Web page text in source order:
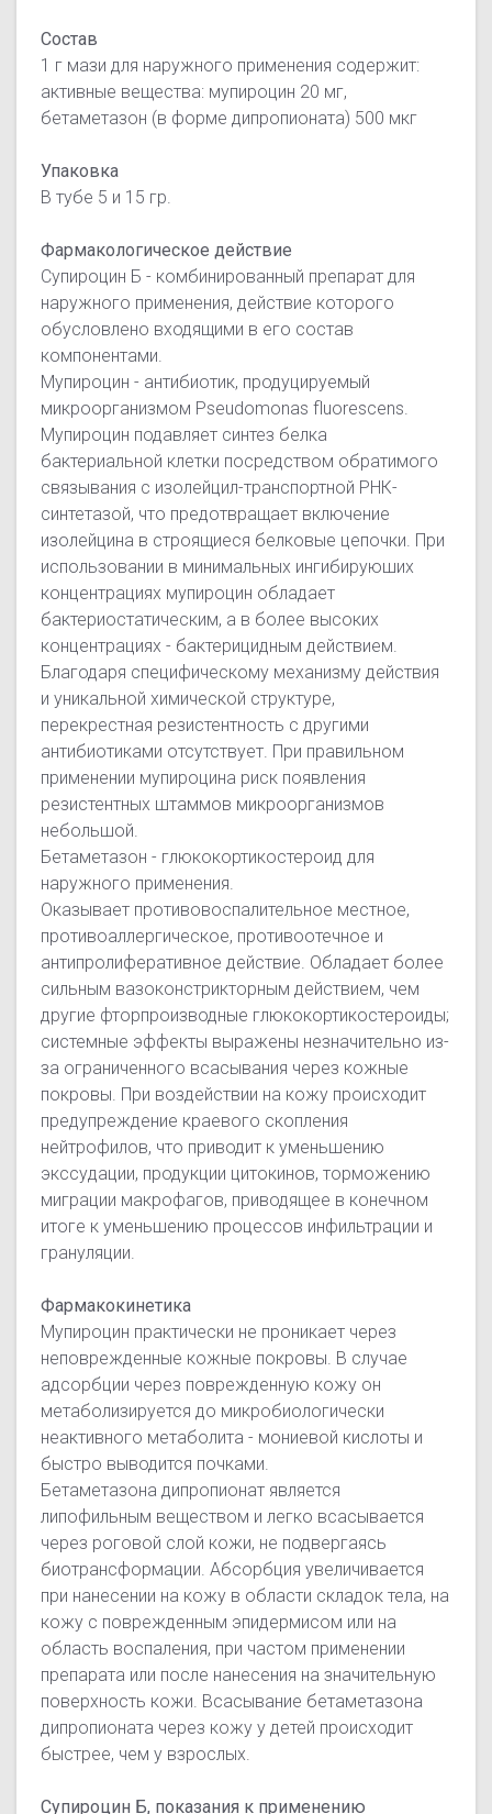
Состав
1 г мази для наружного применения содержит:
активные вещества: мупироцин 20 мг,
бетаметазон (в форме дипропионата) 500 мкг
Упаковка
В тубе 5 и 15 гр.
Фармакологическое действие
Супироцин Б - комбинированный препарат для
наружного применения, действие которого
обусловлено входящими в его состав
компонентами.
Мупироцин - антибиотик, продуцируемый
микроорганизмом Pseudomonas fluorescens.
Мупироцин подавляет синтез белка
бактериальной клетки посредством обратимого
связывания с изолейцил-транспортной РНК-
синтетазой, что предотвращает включение
изолейцина в строящиеся белковые цепочки. При
использовании в минимальных ингибируюших
концентрациях мупироцин обладает
бактериостатическим, а в более высоких
концентрациях - бактерицидным действием.
Благодаря специфическому механизму действия
и уникальной химической структуре,
перекрестная резистентность с другими
антибиотиками отсутствует. При правильном
применении мупироцина риск появления
резистентных штаммов микроорганизмов
небольшой.
Бетаметазон - глюкокортикостероид для
наружного применения.
Оказывает противовоспалительное местное,
противоаллергическое, противоотечное и
антипролиферативное действие. Обладает более
сильным вазоконстрикторным действием, чем
другие фторпроизводные глюкокортикостероиды;
системные эффекты выражены незначительно из-
за ограниченного всасывания через кожные
покровы. При воздействии на кожу происходит
предупреждение краевого скопления
нейтрофилов, что приводит к уменьшению
экссудации, продукции цитокинов, торможению
миграции макрофагов, приводящее в конечном
итоге к уменьшению процессов инфильтрации и
грануляции.
Фармакокинетика
Мупироцин практически не проникает через
неповрежденные кожные покровы. В случае
адсорбции через поврежденную кожу он
метаболизируется до микробиологически
неактивного метаболита - мониевой кислоты и
быстро выводится почками.
Бетаметазона дипропионат является
липофильным веществом и легко всасывается
через роговой слой кожи, не подвергаясь
биотрансформации. Абсорбция увеличивается
при нанесении на кожу в области складок тела, на
кожу с поврежденным эпидермисом или на
область воспаления, при частом применении
препарата или после нанесения на значительную
поверхность кожи. Всасывание бетаметазона
дипропионата через кожу у детей происходит
быстрее, чем у взрослых.
Супироцин Б, показания к применению